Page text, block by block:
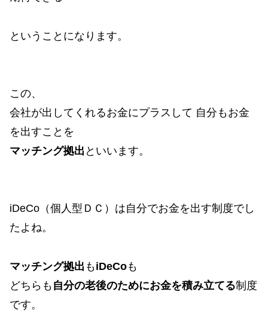
ということになります。
この、
会社が出してくれるお金にプラスして 自分もお金
を出すことを
マッチング拠出 といいます。
iDeCo（個人型ＤＣ）は自分でお金を出す制度でし
たよね。
マッチング拠出 もiDeCoも
どちらも 自分の老後のためにお金を積み立てる制度
です。